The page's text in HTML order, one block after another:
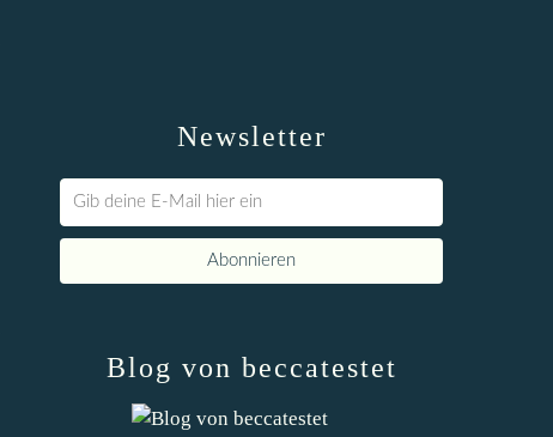
Newsletter
Blog von beccatestet